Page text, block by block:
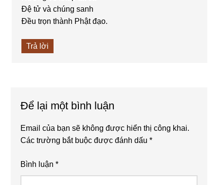
Đệ tử và chúng sanh
Đều trọn thành Phật đạo.
Trả lời
Để lại một bình luận
Email của bạn sẽ không được hiển thị công khai.
Các trường bắt buộc được đánh dấu*
Bình luận*